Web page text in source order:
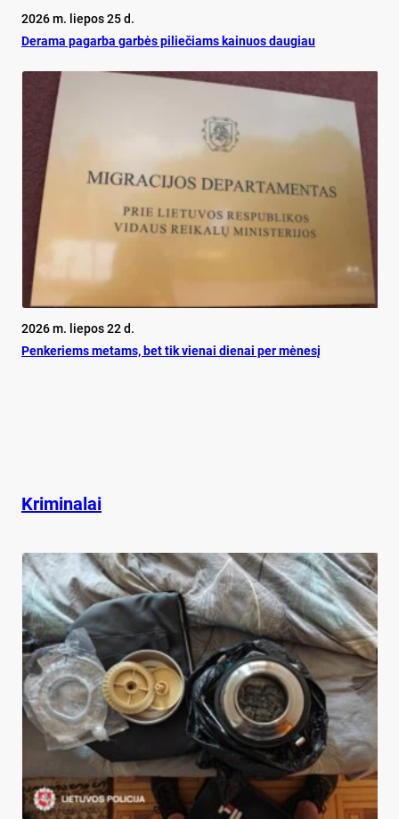
2026 m. liepos 25 d.
De­ra­ma pa­gar­ba gar­bės pi­lie­čiams kai­nuos dau­giau
2026 m. liepos 22 d.
Pen­ke­riems me­tams, bet tik vie­nai die­nai per mė­ne­sį
Kriminalai